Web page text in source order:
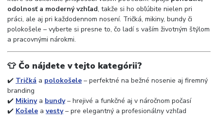
odolnosť a moderný vzhľad, takže si ho obľúbite nielen pri
práci, ale aj pri každodennom nosení. Tričká, mikiny, bundy či
polokošele – vyberte si presne to, čo ladí s vaším životným štýlom
a pracovnými nárokmi.
👕Čo nájdete v tejto kategórii?
✔️ Tričká a polokošele – perfektné na bežné nosenie aj firemný
branding
✔️ Mikinya bundy– hrejivé a funkčné aj v náročnom počasí
✔️ Košele a vesty– pre elegantný a profesionálny vzhľad